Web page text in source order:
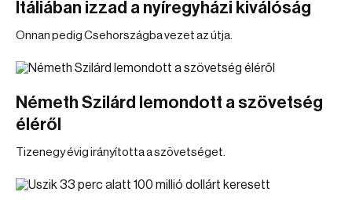
Itáliában izzad a nyíregyházi kiválóság
Onnan pedig Csehországba vezet az útja.
Németh Szilárd lemondott a szövetség
éléről
Tizenegy évig irányította a szövetséget.